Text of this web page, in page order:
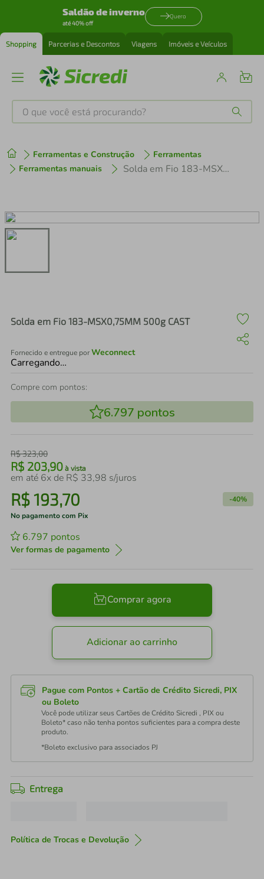
Saldão de inverno
até 40% off
Quero
Shopping Parcerias e Descontos Viagens Imóveis e Veículos
O que você está procurando?
Ferramentas e Construção
Ferramentas
Ferramentas manuais
Solda em Fio 183-MSX0,75MM 500g CAST
Solda em Fio 183-MSX0,75MM 500g CAST
Fornecido e entregue porWeconnect
Carregando…
Compre com pontos:
6.797 pontos
R$323,00
R$ 203,90 à vista
em até 6x de R$ 33,98 s/juros
R$193,70 -40%
No pagamento com Pix
6.797 pontos
Ver formas de pagamento
Comprar agora
Adicionar ao carrinho
Pague com Pontos + Cartão de Crédito Sicredi, PIX
ou Boleto
Você pode utilizar seus Cartões de Crédito Sicredi , PIX ou
Boleto* caso não tenha pontos suficientes para a compra deste
produto.
*Boleto exclusivo para associados PJ
Entrega
Política de Trocas e Devolução
1º tenis
3º